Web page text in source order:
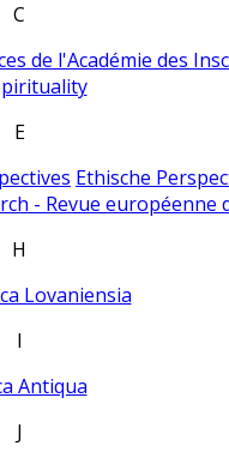
C
de l'Académie des
E
Ethische
- Revue européenne
H
Lovaniensia
I
Antiqua
J